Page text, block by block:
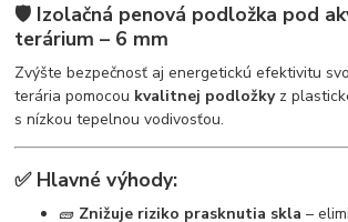
🛡️ Izolačná penová podložka pod
terárium – 6 mm
Zvýšte bezpečnosť aj energetickú efektivitu
terária pomocou kvalitnej podložkyz
s nízkou tepelnou vodivosťou.
✅ Hlavné výhody:
🧱 Znižuje riziko prasknutia skla –